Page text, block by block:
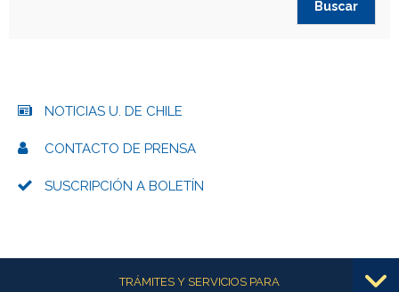
NOTICIAS U. DE CHILE
CONTACTO DE PRENSA
SUSCRIPCIÓN A BOLETÍN
Más informaciónTRÁMITES Y SERVICIOS PARA